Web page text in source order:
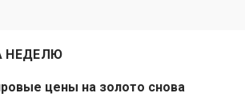
НЕДЕЛЮ
цены на золото снова